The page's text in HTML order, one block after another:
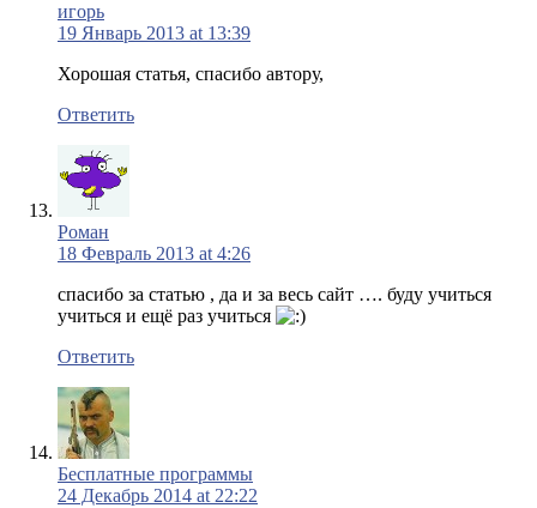
игорь
19 Январь 2013 at 13:39
Хорошая статья, спасибо автору,
Ответить
Роман
18 Февраль 2013 at 4:26
спасибо за статью , да и за весь сайт …. буду учиться
учиться и ещё раз учиться
Ответить
Бесплатные программы
24 Декабрь 2014 at 22:22